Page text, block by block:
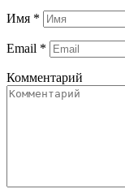
Имя *
Email *
Комментарий